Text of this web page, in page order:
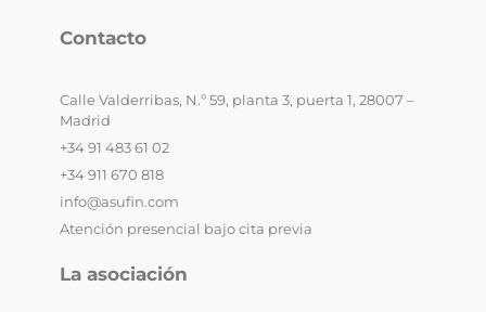
Contacto
Calle Valderribas, N.º 59, planta 3, puerta 1, 28007 –
Madrid
+34 91 483 61 02
+34 911 670 818
info@asufin.com
Atención presencial bajo cita previa
La asociación